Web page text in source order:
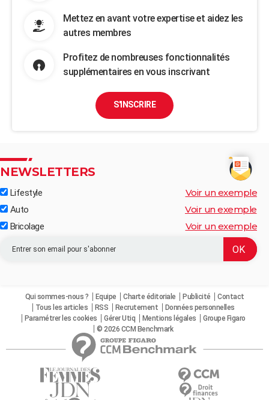
Mettez en avant votre expertise et aidez les
autres membres
Profitez de nombreuses fonctionnalités
supplémentaires en vous inscrivant
S'INSCRIRE
NEWSLETTERS
Lifestyle Voir un exemple
Auto Voir un exemple
Bricolage Voir un exemple
Qui sommes-nous ? Equipe Charte éditoriale Publicité
Contact
Tous les articles
RSS Recrutement
Données personnelles
Paramétrer les cookies
Gérer Utiq Mentions légales
Groupe Figaro
© 2026 CCM Benchmark